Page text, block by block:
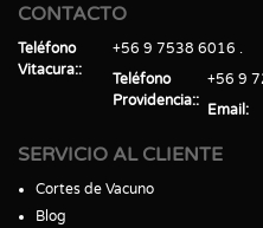
CONTACTO
Teléfono
Vitacura:
+56 9 7538 6016
Teléfono
Providencia:
+56 9
Email
SERVICIO AL CLIENTE
Cortes de Vacuno
Blog